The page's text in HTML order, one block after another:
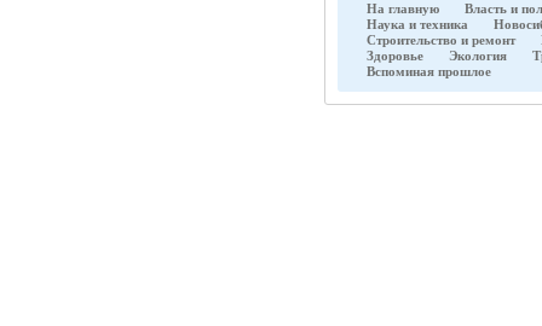
На главную
Власть и
Наука и техника
Строительство и ремонт
Здоровье
Экология
Вспоминая прошлое